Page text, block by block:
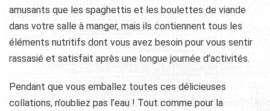
amusants que les spaghettis et les boulettes de viande
dans votre salle à manger, mais ils contiennent tous les
éléments nutritifs dont vous avez besoin pour vous sentir
rassasié et satisfait après une longue journée d’activités.
Pendant que vous emballez toutes ces délicieuses
collations, n’oubliez pas l’eau ! Tout comme pour la